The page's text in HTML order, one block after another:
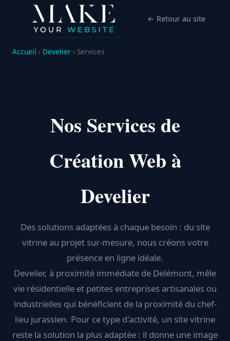
← Retour au site
Accueil › Develier › Services
Nos Services de
Création Web à
Develier
Des solutions adaptées à chaque besoin : du site
vitrine au projet sur-mesure, nous créons votre
présence en ligne idéale.
Develier, à proximité immédiate de Delémont, mêle
vie résidentielle et petites entreprises artisanales ou
industrielles qui bénéficient de la proximité du chef-
lieu jurassien. Pour ce type d'activité, un site vitrine
reste la solution la plus adaptée : il donne une image